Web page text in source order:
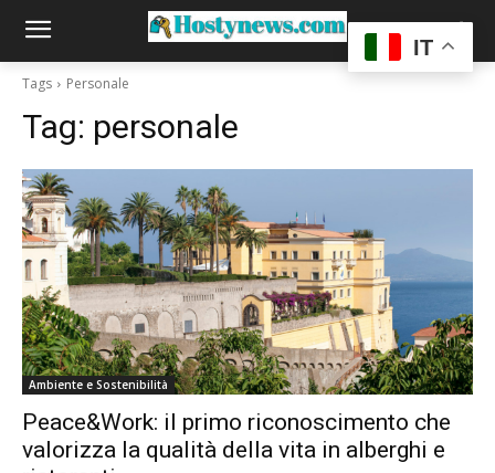
Tags Personale
Tag: personale
Ambiente e Sostenibilità
Peace&Work: il primo riconoscimento che
valorizza la qualità della vita in alberghi e
IT